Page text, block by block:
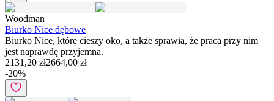
Woodman
Biurko Nice dębowe
Biurko Nice, które cieszy oko, a także sprawia, że praca przy nim
jest naprawdę przyjemna.
2131,20 zł2664,00 zł
-20%